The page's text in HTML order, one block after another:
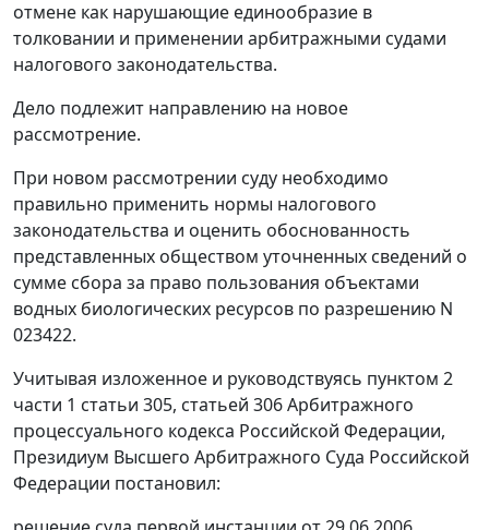
отмене как нарушающие единообразие в
толковании и применении арбитражными судами
налогового законодательства.
Дело подлежит направлению на новое
рассмотрение.
При новом рассмотрении суду необходимо
правильно применить нормы налогового
законодательства и оценить обоснованность
представленных обществом уточненных сведений о
сумме сбора за право пользования объектами
водных биологических ресурсов по разрешению N
023422.
Учитывая изложенное и руководствуясь пунктом 2
части 1 статьи 305, статьей 306 Арбитражного
процессуального кодекса Российской Федерации,
Президиум Высшего Арбитражного Суда Российской
Федерации постановил: